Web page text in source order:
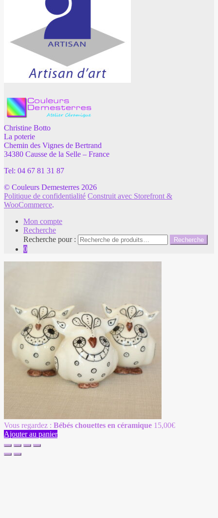
Christine Botto
La poterie
Chemin des Vignes de Bertrand
34380 Causse de la Selle – France
Tel: 04 67 81 31 87
© Couleurs Demesterres 2026
Politique de confidentialité Construit avec Storefront &
WooCommerce.
Mon compte
Recherche
Recherche pour :
Recherche
0
Vous regardez : Bébés chouettes en céramique 15,00€
Ajouter au panier